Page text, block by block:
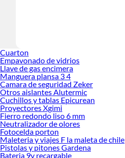
Cuarton
Empavonado de vidrios
Llave de gas encimera
Manguera plansa 3 4
Camara de seguridad Zeker
Otros aislantes Alutermic
Cuchillos y tablas Epicurean
Proyectores Xgimi
Fierro redondo liso 6 mm
Neutralizador de olores
Fotocelda porton
Maleteria y viajes F la maleta de chile
Pistolas y pitones Gardena
Bateria 9v recargable